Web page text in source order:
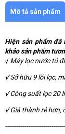
Mô tả sản phẩm
Hiện sản phẩm đã
khảo sản phẩm
√ Máy lọc nước tủ
√ Sở hữu 9 lõi lọc,
√ Công suất lọc 20
√ Giá thành rẻ hơn,